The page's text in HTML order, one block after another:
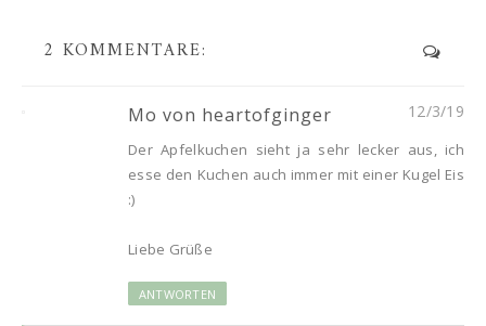
2 KOMMENTARE:
Mo von heartofginger 12/3/19
Der Apfelkuchen sieht ja sehr lecker aus, ich
esse den Kuchen auch immer mit einer Kugel Eis
:)
Liebe Grüße
ANTWORTEN